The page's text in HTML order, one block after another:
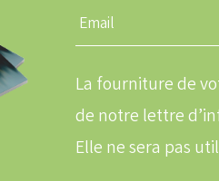
Entrez
une
email
La fourniture de
de notre lettre
Elle ne sera pas